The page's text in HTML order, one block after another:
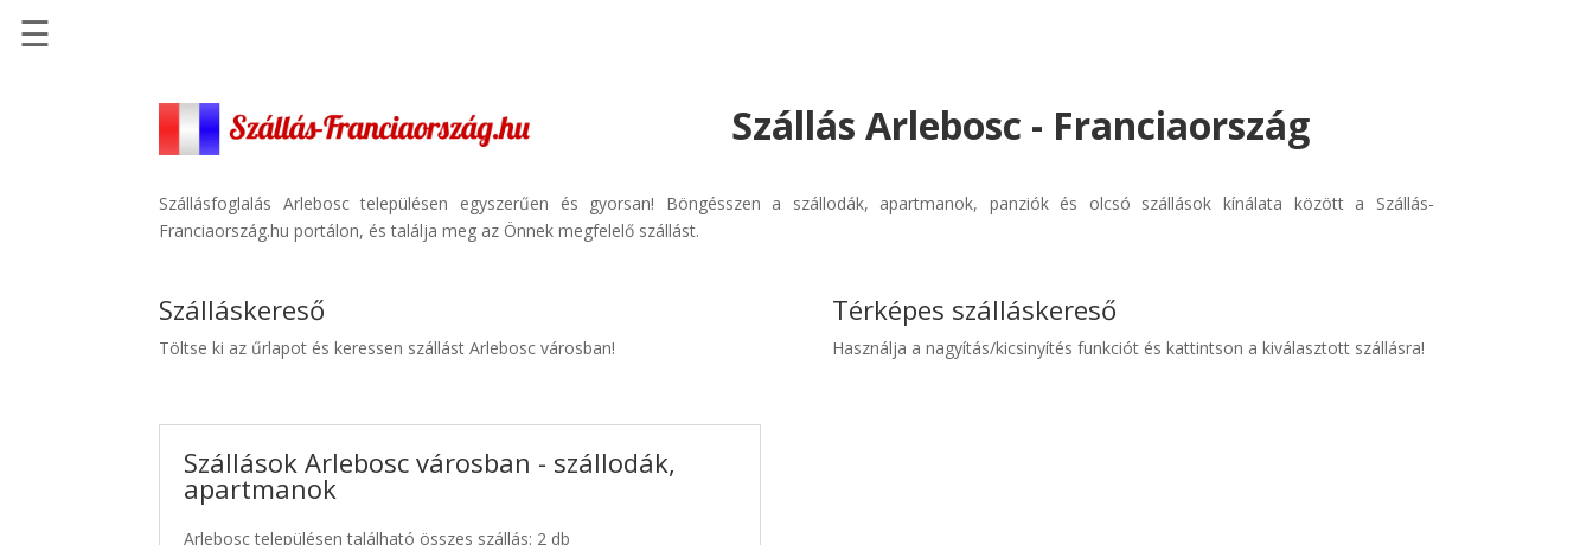
Szállásinfo.eu
Repülőjegy
Autóbérlés
☰
Szállás Arlebosc - Franciaország
Szállásfoglalás Arlebosc településen egyszerűen és gyorsan! Böngésszen a szállodák, apartmanok, panziók és olcsó szállások kínálata között a Szállás-
Franciaország.hu portálon, és találja meg az Önnek megfelelő szállást.
Szálláskereső
Töltse ki az űrlapot és keressen szállást Arlebosc városban!
Szállások Arlebosc városban - szállodák,
apartmanok
Arlebosc településen található összes szállás: 2 db
Térképes szálláskereső
Használja a nagyítás/kicsinyítés funkciót és kattintson a kiválasztott szállásra!